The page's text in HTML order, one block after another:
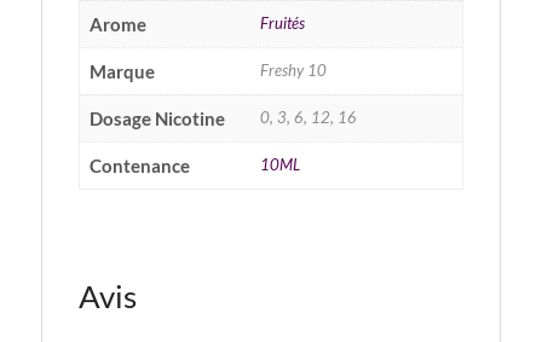
Arome Fruités
Marque Freshy 10
Dosage Nicotine 0, 3, 6, 12, 16
Contenance 10ML
Avis